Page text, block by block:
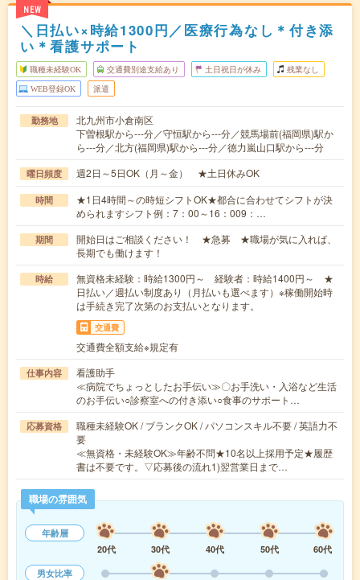
NEW
＼日払い×時給1300円／医療行為なし＊付き添
い＊看護サポート
職種未経験OK 交通費別途支給あり 土日祝日が休み 残業なし
WEB登録OK 派遣
勤務地
北九州市小倉南区
下曽根駅から---分／守恒駅から---分／競馬場前(福岡県)駅か
ら---分／北方(福岡県)駅から---分／徳力嵐山口駅から---分
曜日頻度 週2日～5日OK（月～金） ★土日休みOK
時間
★1日4時間～の時短シフトOK★都合に合わせてシフトが決
められますシフト例：7：00～16：009：…
期間
開始日はご相談ください！ ★急募 ★職場が気に入れば、
長期でも働けます！
時給
無資格未経験：時給1300円～ 経験者：時給1400円～ ★
日払い／週払い制度あり（月払いも選べます）※稼働開始時
は手続き完了次第のお支払いとなります。
交通費
交通費全額支給※規定有
仕事内容
看護助手
≪病院でちょっとしたお手伝い≫〇お手洗い・入浴など生活
のお手伝い○診察室への付き添い○食事のサポート…
応募資格
職種未経験OK / ブランクOK / パソコンスキル不要 / 英語力不
要
≪無資格・未経験OK≫年齢不問★10名以上採用予定★履歴
書は不要です。▽応募後の流れ1)翌営業日まで…
職場の雰囲気
年齢層
20代
30代 40代 50代
60代
男女比率